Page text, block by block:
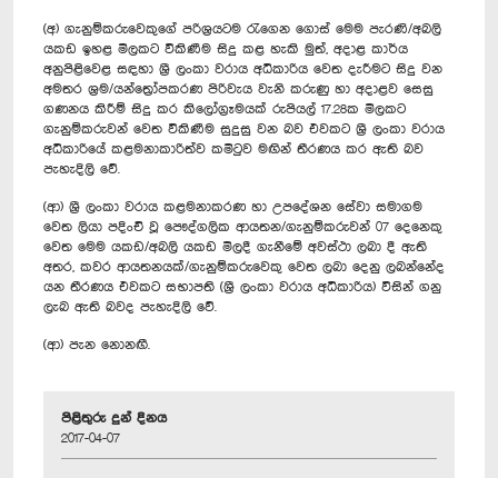
(අ) ගැනුම්කරුවෙකුගේ පරිශ්‍රයටම රැ‍ගෙන ගොස් මෙම පැරණි/අබලි
යකඩ ඉහළ මිලකට විකිණීම සිදු කළ හැකි මුත්, අදාළ කාර්ය
අනුපිළිවෙළ සඳහා ශ්‍රී ලංකා වරාය අධිකාරිය වෙත දැරීමට සිදු වන
අමතර ශ්‍රම/යන්ත්‍රෝපකරණ පිරිවැය වැනි කරුණු හා අදාළව සෙසු
ගණනය කිරීම් සිදු කර කිලෝග්‍රෑමයක් රුපියල් 17.28ක මිලකට
ගැනුම්කරුවන් වෙත විකිණීම සුදුසු වන බව එවකට ශ්‍රී ලංකා වරාය
අධිකාරියේ කළමනාකාරිත්ව කමිටුව මඟින් තීරණය කර ඇති බව
පැහැදිලි වේ.
(ආ) ශ්‍රී ලංකා වරාය කළමනාකරණ හා උපදේශන සේවා සමාගම
වෙත ලියා පදිංචි වූ පෞද්ගලික ආයතන/ගැනුම්කරුවන් 07 දෙනෙකු
වෙත මෙම යකඩ/අබලි යකඩ මිලදී ගැනීමේ අවස්ථා ලබා දී ඇති
අතර, කවර ආයතනයක්/ගැනුම්කරුවෙකු වෙත ලබා දෙනු ලබන්නේද
යන තීරණය එවකට සභාපති (ශ්‍රී ලංකා වරාය අධිකාරිය) විසින් ගනු
ලැබ ඇති බවද පැහැදිලි වේ.
(ආ) පැන නොනඟී.
පිළිතුරු දුන් දිනය
2017-04-07